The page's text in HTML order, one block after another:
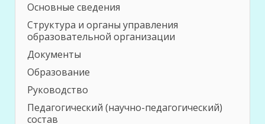
Основные сведения
Структура и органы управления
образовательной организации
Документы
Образование
Руководство
Педагогический (научно-педагогический)
состав